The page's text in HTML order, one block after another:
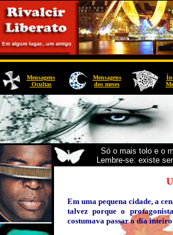
Mensagens
Ocultas
Mensagens
dos meses
Só o mais tolo e o
Lembre-se: existe
Em uma pequena cidade, a
talvez porque o
costumava passar o dia